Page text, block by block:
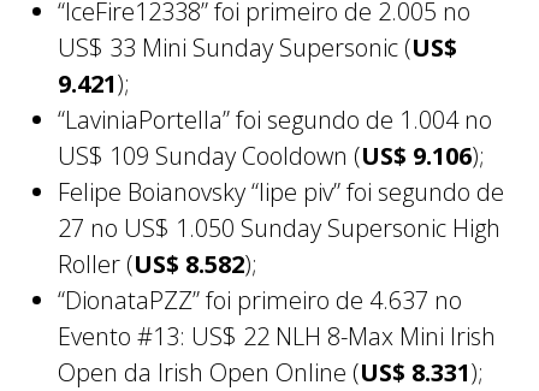
“IceFire12338” foi primeiro de 2.005 no
US$ 33 Mini Sunday Supersonic (US$
9.421);
“LaviniaPortella” foi segundo de 1.004 no
US$ 109 Sunday Cooldown (US$ 9.106);
Felipe Boianovsky “lipe piv” foi segundo de
27 no US$ 1.050 Sunday Supersonic High
Roller (US$ 8.582);
“DionataPZZ” foi primeiro de 4.637 no
Evento #13: US$ 22 NLH 8-Max Mini Irish
Open da Irish Open Online (US$ 8.331);